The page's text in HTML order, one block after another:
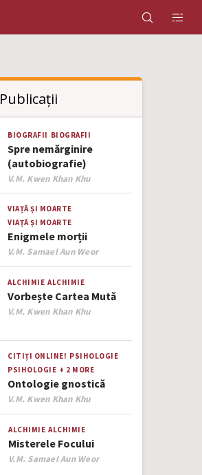
Publicații
BIOGRAFII BIOGRAFII
Spre nemărginire
(autobiografie)
Author
V.M. Kwen Khan Khu
VIAȚĂ ȘI MOARTE
VIAȚĂ ȘI MOARTE
Enigmele morții
Author
V.M. Samael Aun Weor
ALCHIMIE ALCHIMIE
Vorbește Cartea Mută
Author
V.M. Kwen Khan Khu
CITIȚI ONLINE! PSIHOLOGIE
PSIHOLOGIE + 2 MORE
Ontologie gnostică
Author
V.M. Kwen Khan Khu
ALCHIMIE ALCHIMIE
Misterele Focului
Author
V.M. Samael Aun Weor